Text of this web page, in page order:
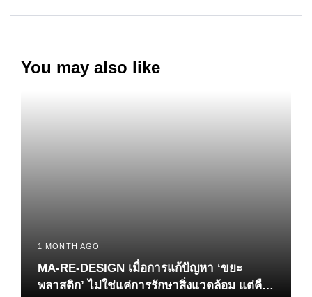
You may also like
1 MONTH AGO
MA-RE-DESIGN เมื่อการแก้ปัญหา ‘ขยะ
พลาสติก’ ไม่ใช่แค่การรักษาสิ่งแวดล้อม แต่คือ